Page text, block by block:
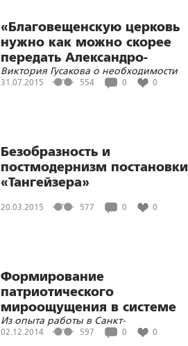
«Благовещенскую церковь
нужно как можно скорее
передать Александро-
Невской Лавре»
Виктория Гусакова о необходимости
возвращения православных святынь
31.07.2015 554 0 0
Безобразность и
постмодернизм постановки
«Тангейзера»
20.03.2015 577 0 0
Формирование
патриотического
мироощущения в системе
духовно-нравственного
воспитания
Из опыта работы в Санкт-
Петербургском суворовском военном
02.12.2014 597 0 0